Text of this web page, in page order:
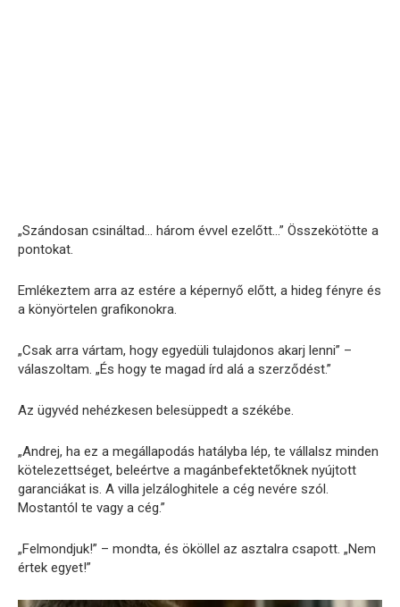
„Szándosan csináltad… három évvel ezelőtt…” Összekötötte a
pontokat.
Emlékeztem arra az estére a képernyő előtt, a hideg fényre és
a könyörtelen grafikonokra.
„Csak arra vártam, hogy egyedüli tulajdonos akarj lenni” –
válaszoltam. „És hogy te magad írd alá a szerződést.”
Az ügyvéd nehézkesen belesüppedt a székébe.
„Andrej, ha ez a megállapodás hatályba lép, te vállalsz minden
kötelezettséget, beleértve a magánbefektetőknek nyújtott
garanciákat is. A villa jelzáloghitele a cég nevére szól.
Mostantól te vagy a cég.”
„Felmondjuk!” – mondta, és ököllel az asztalra csapott. „Nem
értek egyet!”